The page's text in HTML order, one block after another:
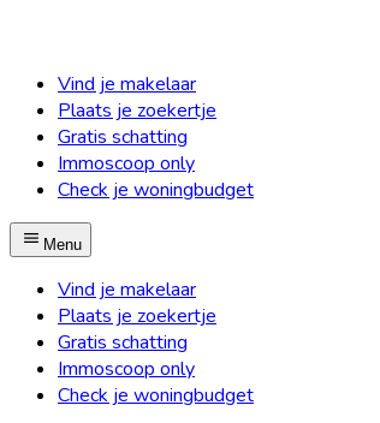
Vind je makelaar
Plaats je zoekertje
Gratis schatting
Immoscoop only
Check je woningbudget
Menu
Vind je makelaar
Plaats je zoekertje
Gratis schatting
Immoscoop only
Check je woningbudget